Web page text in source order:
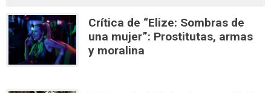
Crítica de “Elize: Sombras de
una mujer”: Prostitutas, armas
y moralina